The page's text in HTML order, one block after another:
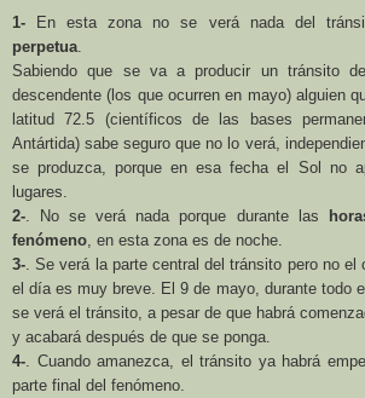
1- En esta zona no se verá nada del
perpetua
Sabiendo que se va a producir un tránsito
descendente (los que ocurren en mayo) alguien
latitud 72.5 (científicos de las bases
Antártida) sabe seguro que no lo verá,
se produzca, porque en esa fecha el Sol no
lugares.
2- . No se verá nada porque durante las
fenómeno , en esta zona es de noche.
3- . Se verá la parte central del tránsito pero no
el día es muy breve. El 9 de mayo, durante todo
se verá el tránsito, a pesar de que habrá
y acabará después de que se ponga.
4- . Cuando amanezca, el tránsito ya habrá
parte final del fenómeno.